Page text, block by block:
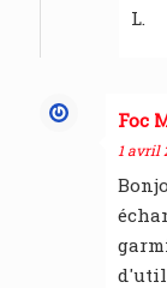
L.
Foc
1 avril